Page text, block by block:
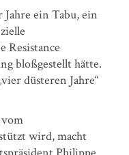
ein Tabu, ein
Resistance
bloßgestellt hätte.
düsteren Jahre“
wird, macht